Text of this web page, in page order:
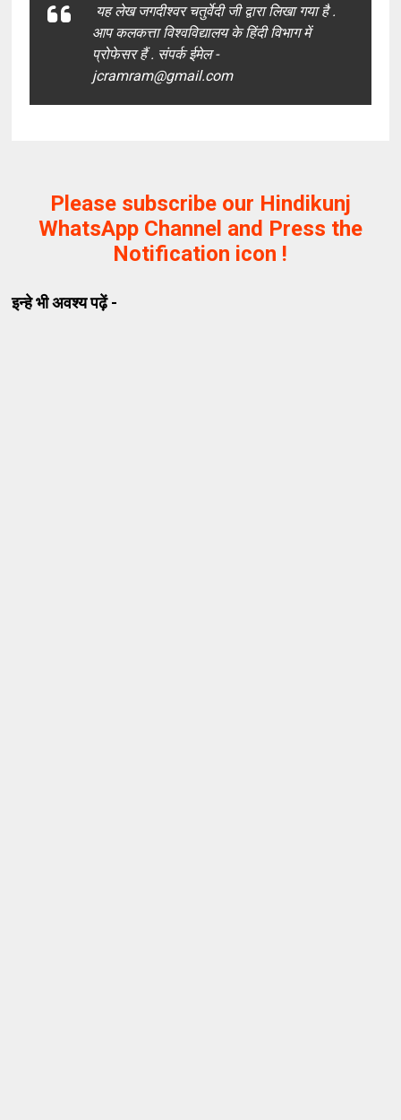
यह लेख जगदीश्वर चतुर्वेदी जी द्वारा लिखा गया है .
आप कलकत्ता विश्वविद्यालय के हिंदी विभाग में
प्रोफेसर हैं . संपर्क ईमेल -
jcramram@gmail.com
Please subscribe our Hindikunj
WhatsApp Channel and Press the
Notification icon !
इन्हे भी अवश्य पढ़ें -